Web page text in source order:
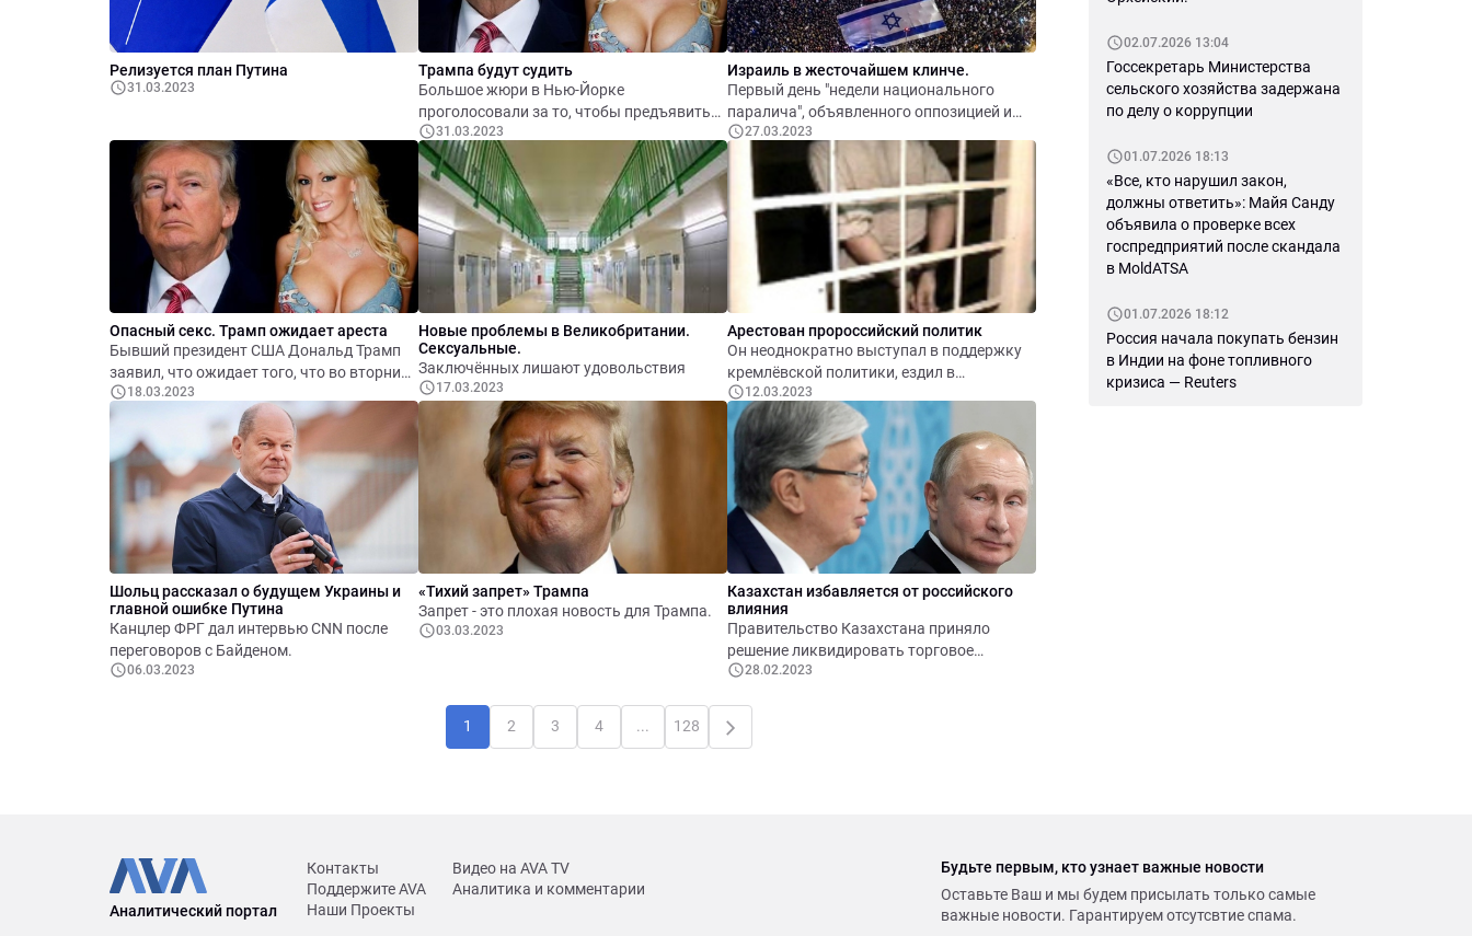
Релизуется план Путина
31.03.2023
Трампа будут судить
Большое жюри в Нью-Йорке
проголосовали за то, чтобы предъявить
обвинение Дональду Трампу по делу о
выплатах порнозвезде Сторми Дэниэлс.
31.03.2023
Израиль в жесточайшем клинче.
Первый день "недели национального
паралича", объявленного оппозицией и
уличными активистами, выступающими
правительством Нетаниягу,
заканчивается беспрецедентным
увольнением премьером министра
обороны Галанта, от имени военных
поддержавшего протест и призвавшего к
компромиссу.
27.03.2023
Опасный секс. Трамп ожидает ареста
Бывший президент США Дональд Трамп
заявил, что ожидает того, что во вторник
21 марта будет арестован, и призвал
своих сторонников к протестам.
18.03.2023
Новые проблемы в Великобритании.
Сексуальные.
Заключённых лишают удовольствия
17.03.2023
Арестован пророссийский политик
Он неоднократно выступал в поддержку
кремлёвской политики, ездил в
оккупированный российскими войсками
Донецк и выступил в телепередаче
кремлёвского пропагандиста Владимира
Соловьёва
12.03.2023
Шольц рассказал о будущем Украины и
главной ошибке Путина
Канцлер ФРГ дал интервью CNN после
переговоров с Байденом.
06.03.2023
«Тихий запрет» Трампа
Запрет - это плохая новость для Трампа.
03.03.2023
Казахстан избавляется от российского
влияния
Правительство Казахстана приняло
решение ликвидировать торговое
представительство в России.
российских компаний.
28.02.2023
1 2 3 4 ... 128
02.07.2026 13:04
Госсекретарь Министерства
сельского хозяйства задержана
по делу о коррупции
01.07.2026 18:13
«Все, кто нарушил закон,
должны ответить»: Майя Санду
объявила о проверке всех
госпредприятий после скандала
в MoldATSA
01.07.2026 18:12
Россия начала покупать бензин
в Индии на фоне топливного
кризиса — Reuters
Аналитический портал
Контакты
Поддержите AVA
Наши Проекты
Видео на AVA TV
Аналитика и комментарии
Будьте первым, кто узнает важные новости
Оставьте Ваш и мы будем присылать только самые
важные новости. Гарантируем отсутсвтие спама.